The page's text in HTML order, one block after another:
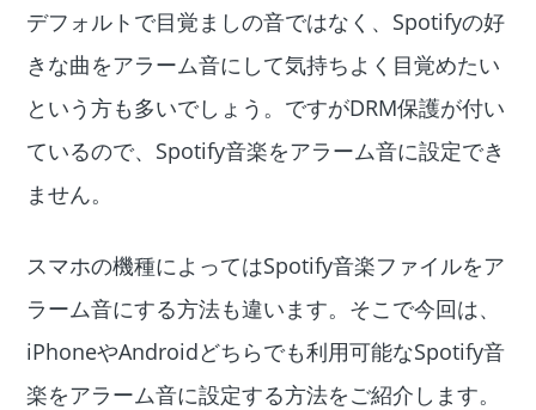
デフォルトで目覚ましの音ではなく、Spotifyの好
きな曲をアラーム音にして気持ちよく目覚めたい
という方も多いでしょう。ですがDRM保護が付い
ているので、Spotify音楽をアラーム音に設定でき
ません。
スマホの機種によってはSpotify音楽ファイルをア
ラーム音にする方法も違います。そこで今回は、
iPhoneやAndroidどちらでも利用可能なSpotify音
楽をアラーム音に設定する方法をご紹介します。